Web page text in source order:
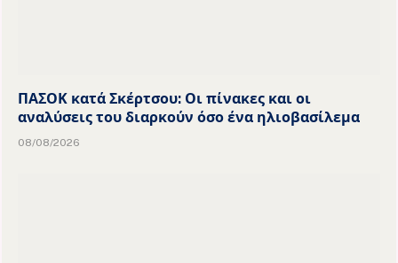
ΠΑΣΟΚ κατά Σκέρτσου: Οι πίνακες και οι
αναλύσεις του διαρκούν όσο ένα ηλιοβασίλεμα
08/08/2026